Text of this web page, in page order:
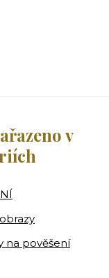
v
na pověšení